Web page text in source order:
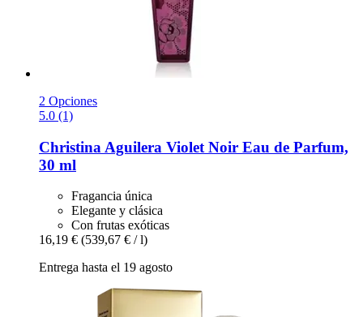
2 Opciones
5.0 (1)
Christina Aguilera Violet Noir Eau de Parfum,
30 ml
Fragancia única
Elegante y clásica
Con frutas exóticas
16,19 € (539,67 € / l)
Entrega hasta el 19 agosto